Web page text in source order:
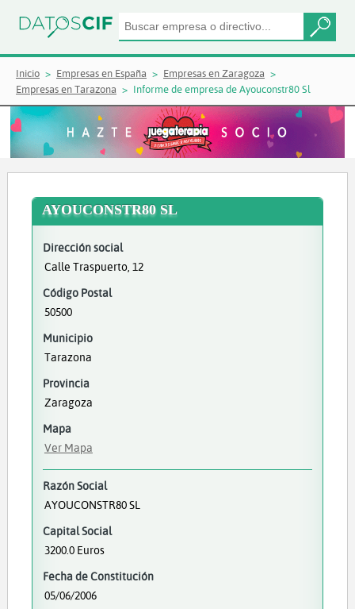
Inicio Empresas en España
Empresas en Zaragoza
Empresas en Tarazona
Informe de empresa de Ayouconstr80 Sl
AYOUCONSTR80 SL
Dirección social
Calle Traspuerto, 12
Código Postal
50500
Municipio
Tarazona
Provincia
Zaragoza
Mapa
Ver Mapa
Razón Social
AYOUCONSTR80 SL
Capital Social
3200.0 Euros
Fecha de Constitución
05/06/2006